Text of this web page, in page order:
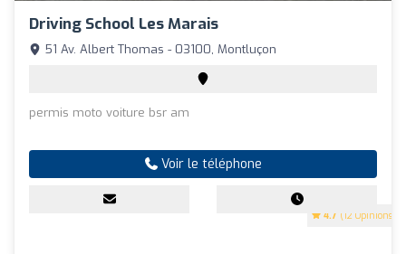
Driving School Les Marais
4.7 (12 Opinions)
51 Av. Albert Thomas - 03100, Montluçon
permis moto voiture bsr am
Voir le téléphone